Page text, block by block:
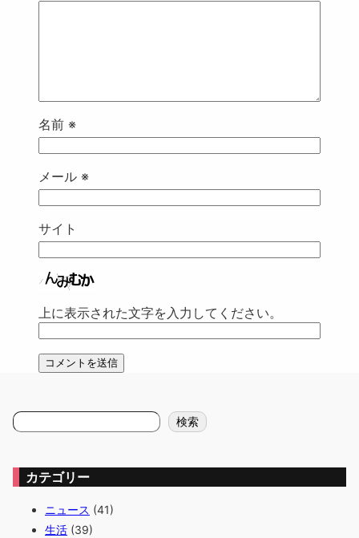
名前 ※
メール ※
サイト
上に表示された文字を入力してください。
検
索
検索
カテゴリー
ニュース (41)
生活 (39)